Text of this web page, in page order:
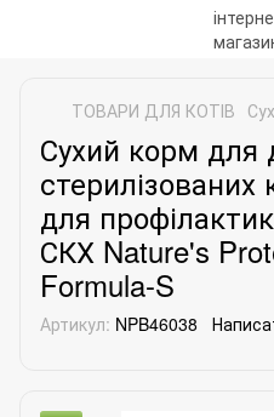
ТОВАРИ ДЛЯ КОТІВ
Сухий корм для
стерилізованих
для
СКХ Nature's
Formula-S
Артикул: NPB46038